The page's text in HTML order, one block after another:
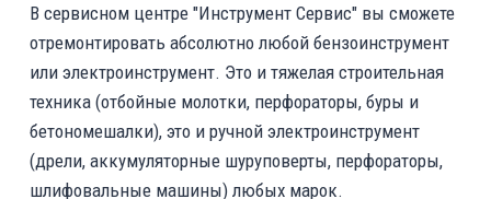
В сервисном центре "Инструмент Сервис" вы сможете
отремонтировать абсолютно любой бензоинструмент
или электроинструмент. Это и тяжелая строительная
техника (отбойные молотки, перфораторы, буры и
бетономешалки), это и ручной электроинструмент
(дрели, аккумуляторные шуруповерты, перфораторы,
шлифовальные машины) любых марок.